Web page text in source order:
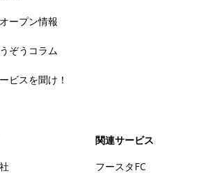
ープン情報
ぞうコラム
ビスを聞け！
関連サービス
フースタFC